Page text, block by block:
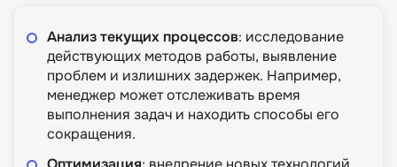
Анализ текущих процессов: исследование
действующих методов работы, выявление
проблем и излишних задержек. Например,
менеджер может отслеживать время
выполнения задач и находить способы его
сокращения.